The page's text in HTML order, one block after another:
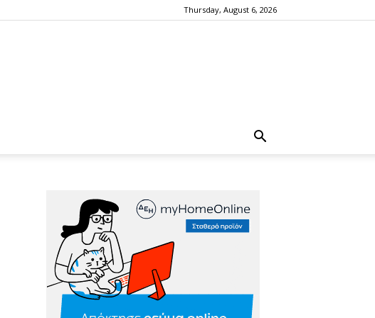
Thursday, August 6, 2026